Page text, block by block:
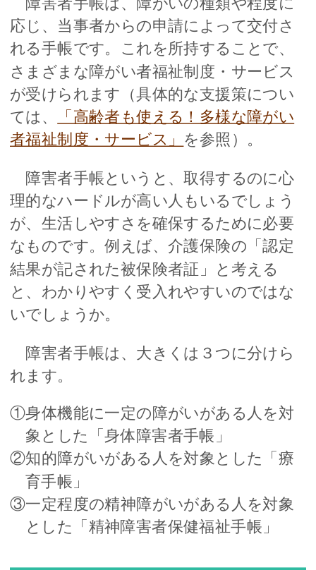
応じ、当事者からの申請によって交付さ
れる手帳です。これを所持することで、
さまざまな障がい者福祉制度・サービス
が受けられます（具体的な支援策につい
ては、
「高齢者も使える！多様な障がい
者福祉制度・サービス」 を参照）。
障害者手帳というと、取得するのに心
理的なハードルが高い人もいるでしょう
が、生活しやすさを確保するために必要
なものです。例えば、介護保険の「認定
結果が記された被保険者証」と考える
と、わかりやすく受入れやすいのではな
いでしょうか。
障害者手帳は、大きくは３つに分けら
れます。
①身体機能に一定の障がいがある人を対
象とした「身体障害者手帳」
②知的障がいがある人を対象とした「療
育手帳」
③一定程度の精神障がいがある人を対象
とした「精神障害者保健福祉手帳」